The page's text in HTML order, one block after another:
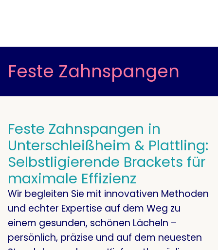
Feste Zahnspangen
Feste Zahnspangen in
Unterschleißheim & Plattling:
Selbstligierende Brackets für
maximale Effizienz
Wir begleiten Sie mit innovativen Methoden
und echter Expertise auf dem Weg zu
einem gesunden, schönen Lächeln –
persönlich, präzise und auf dem neuesten